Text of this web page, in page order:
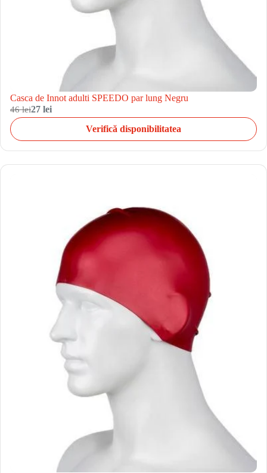
Casca de Innot adulti SPEEDO par lung Negru
46 lei27 lei
Verifică disponibilitatea